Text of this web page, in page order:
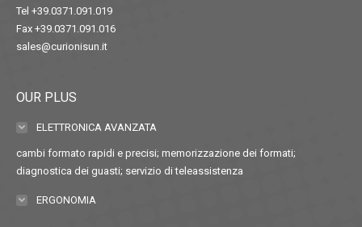
Tel +39.0371.091.019
Fax +39.0371.091.016
sales@curionisun.it
OUR PLUS
ELETTRONICA AVANZATA
cambi formato rapidi e precisi; memorizzazione dei formati;
diagnostica dei guasti; servizio di teleassistenza
ERGONOMIA